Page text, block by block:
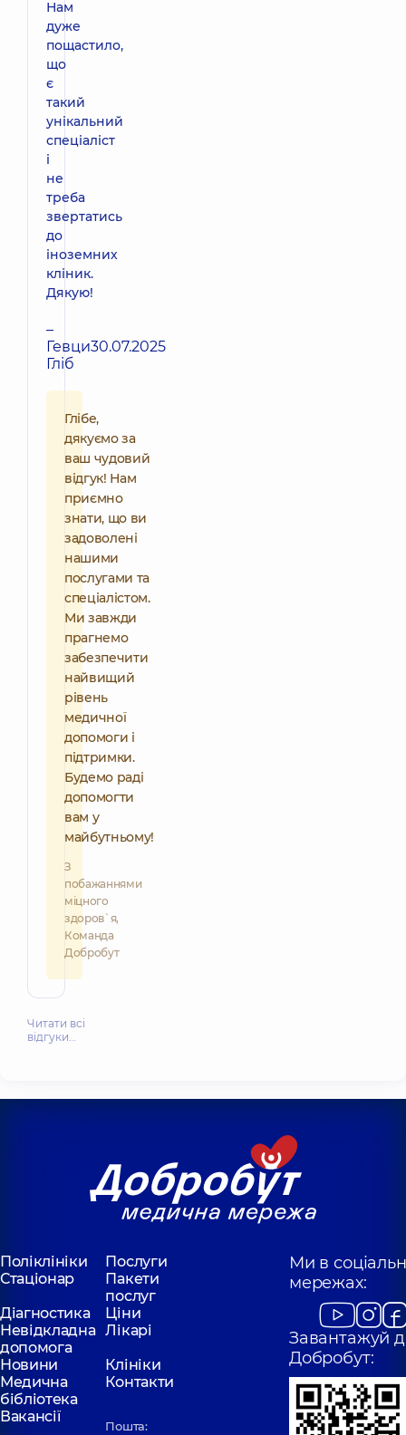
Нам
дуже
пощастило,
що
є
такий
унікальний
спеціаліст
і
не
треба
звертатись
до
іноземних
кліник.
Дякую!
–
Гевци
Гліб
30.07.2025
Глібе,
дякуємо за
ваш чудовий
відгук! Нам
приємно
знати, що ви
задоволені
нашими
послугами та
спеціалістом.
Ми завжди
прагнемо
забезпечити
найвищий
рівень
медичної
допомоги і
підтримки.
Будемо раді
допомогти
вам у
майбутньому!
З
побажаннями
міцного
здоров`я,
Команда
Добробут
Читати всі
відгуки…
Поліклініки
Послуги
Стаціонар
Пакети
послуг
Діагностика
Ціни
Невідкладна
допомога
Лікарі
Новини
Клініки
Медична
бібліотека
Контакти
Вакансії
Пошта:
Ми в
мережах:
Завантажуй
Добробут: